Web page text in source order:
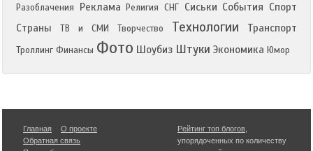
Разоблачения
Реклама Религия СНГ Сиськи События Спорт
Страны
ТВ и СМИ Творчество Технологии Транспорт
Троллинг Финансы Фото Шоубиз Штуки Экономика Юмор
Главная
О проекте
Обратная связь
Рейтинг топ блогов
упорядоченных по количеству